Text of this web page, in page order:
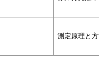
測定原理と